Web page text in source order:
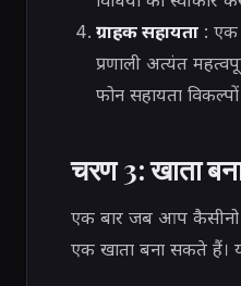
ग्राहक सहायता: एक
प्रणाली अत्यंत
फोन सहायता
चरण 3: खाता
एक बार जब आप
एक खाता बना सकते हैं।